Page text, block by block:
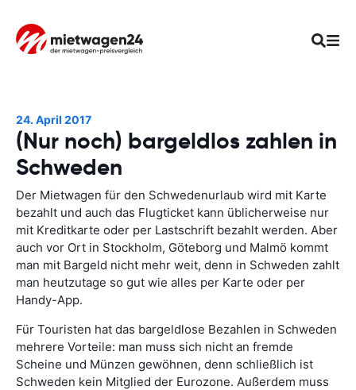
24. April 2017
(Nur noch) bargeldlos zahlen in
Schweden
Der Mietwagen für den Schwedenurlaub wird mit Karte
bezahlt und auch das Flugticket kann üblicherweise nur
mit Kreditkarte oder per Lastschrift bezahlt werden. Aber
auch vor Ort in Stockholm, Göteborg und Malmö kommt
man mit Bargeld nicht mehr weit, denn in Schweden zahlt
man heutzutage so gut wie alles per Karte oder per
Handy-App.
Für Touristen hat das bargeldlose Bezahlen in Schweden
mehrere Vorteile: man muss sich nicht an fremde
Scheine und Münzen gewöhnen, denn schließlich ist
Schweden kein Mitglied der Eurozone. Außerdem muss